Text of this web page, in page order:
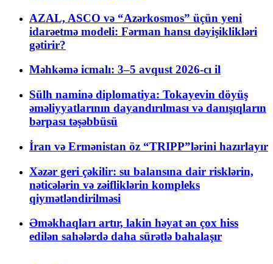
AZAL, ASCO və “Azərkosmos” üçün yeni
idarəetmə modeli: Fərman hansı dəyişiklikləri
gətirir?
Məhkəmə icmalı: 3–5 avqust 2026-cı il
Sülh naminə diplomatiya: Tokayevin döyüş
əməliyyatlarının dayandırılması və danışıqların
bərpası təşəbbüsü
İran və Ermənistan öz “TRIPP”lərini hazırlayır
Xəzər geri çəkilir: su balansına dair risklərin,
nəticələrin və zəifliklərin kompleks
qiymətləndirilməsi
Əməkhaqları artır, lakin həyat ən çox hiss
edilən sahələrdə daha sürətlə bahalaşır